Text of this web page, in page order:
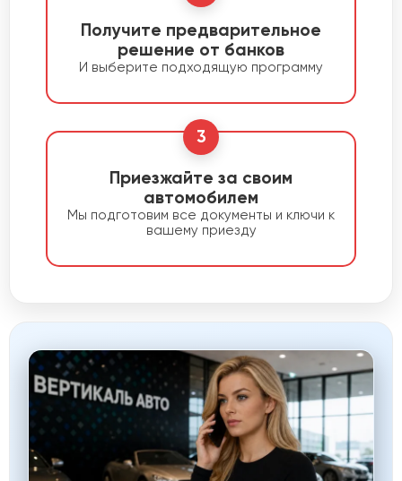
Получите предварительное
решение от банков
И выберите подходящую программу
3
Приезжайте за своим
автомобилем
Мы подготовим все документы и ключи к
вашему приезду